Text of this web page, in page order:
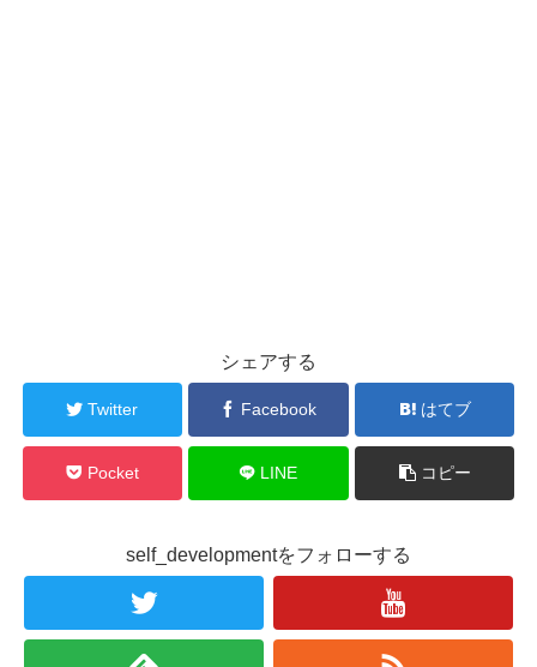
シェアする
Twitter Facebook はてブ
Pocket LINE コピー
self_developmentをフォローする